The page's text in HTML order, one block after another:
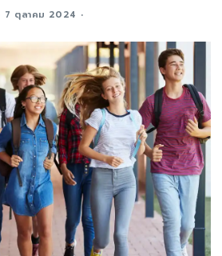
7 ตุลาคม 2024